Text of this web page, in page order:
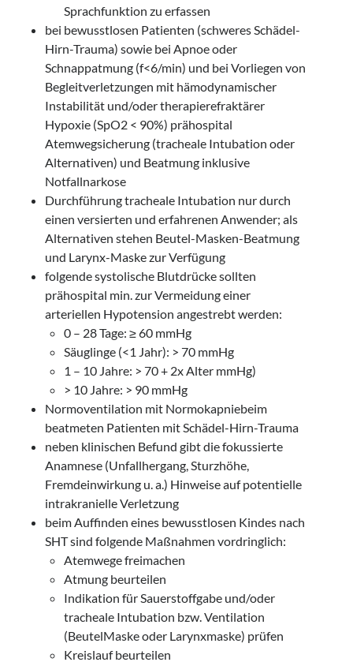
Sprachfunktion zu erfassen
bei bewusstlosen Patienten (schweres Schädel-
Hirn-Trauma) sowie bei Apnoe oder
Schnappatmung (f<6/min) und bei Vorliegen von
Begleitverletzungen mit hämodynamischer
Instabilität und/oder therapierefraktärer
Hypoxie (SpO2 < 90%) prähospital
Atemwegsicherung (tracheale Intubation oder
Alternativen) und Beatmung inklusive
Notfallnarkose
Durchführung tracheale Intubation nur durch
einen versierten und erfahrenen Anwender; als
Alternativen stehen Beutel-Masken-Beatmung
und Larynx-Maske zur Verfügung
folgende systolische Blutdrücke sollten
prähospital min. zur Vermeidung einer
arteriellen Hypotension angestrebt werden:
0 – 28 Tage: ≥ 60 mmHg
Säuglinge (<1 Jahr): > 70 mmHg
1 – 10 Jahre: > 70 + 2x Alter mmHg)
> 10 Jahre: > 90 mmHg
Normoventilation mit Normokapniebeim
beatmeten Patienten mit Schädel-Hirn-Trauma
neben klinischen Befund gibt die fokussierte
Anamnese (Unfallhergang, Sturzhöhe,
Fremdeinwirkung u. a.) Hinweise auf potentielle
intrakranielle Verletzung
beim Auffinden eines bewusstlosen Kindes nach
SHT sind folgende Maßnahmen vordringlich:
Atemwege freimachen
Atmung beurteilen
Indikation für Sauerstoffgabe und/oder
tracheale Intubation bzw. Ventilation
(BeutelMaske oder Larynxmaske) prüfen
Kreislauf beurteilen